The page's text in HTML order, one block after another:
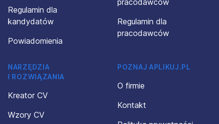
Regulamin dla
kandydatów
Powiadomienia
Regulamin dla
pracodawców
NARZĘDZIA
I ROZWIĄZANIA
Kreator CV
Wzory CV
POZNAJ APLIKUJ.PL
O firmie
Kontakt